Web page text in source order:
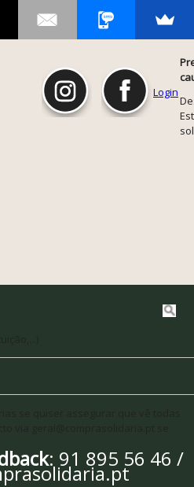
Login
: 91 895 56 46 /